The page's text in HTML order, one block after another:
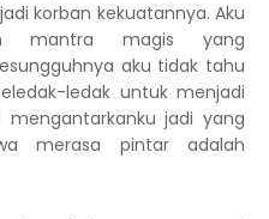
korban kekuatannya. Aku
mantra magis yang
aku tidak tahu
ledak untuk menjadi
jadi yang
merasa pintar adalah